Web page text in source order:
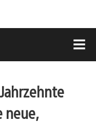
neue,